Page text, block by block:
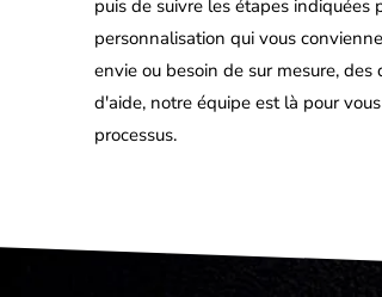
puis de suivre les étapes indiquées
personnalisation qui vous
envie ou besoin de sur mesure, des
d'aide, notre équipe est là pour
processus.